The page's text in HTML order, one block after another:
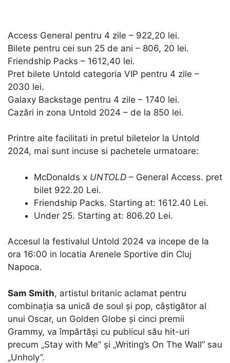
Access General pentru 4 zile – 922,20 lei.
Bilete pentru cei sun 25 de ani – 806, 20 lei.
Friendship Packs – 1612,40 lei.
Pret bilete Untold categoria VIP pentru 4 zile –
2030 lei.
Galaxy Backstage pentru 4 zile – 1740 lei.
Cazări in zona Untold 2024 – de la 850 lei.
Printre alte facilitati in pretul biletelor la Untold
2024, mai sunt incuse si pachetele urmatoare:
McDonalds x UNTOLD – General Access. pret
bilet 922.20 Lei.
Friendship Packs. Starting at: 1612.40 Lei.
Under 25. Starting at: 806.20 Lei.
Accesul la festivalul Untold 2024 va incepe de la
ora 16:00 in locatia Arenele Sportive din Cluj
Napoca.
Sam Smith, artistul britanic aclamat pentru
combinația sa unică de soul și pop, câștigător al
unui Oscar, un Golden Globe și cinci premii
Grammy, va împărtăși cu publicul său hit-uri
precum „Stay with Me” și „Writing’s On The Wall” sau
„Unholy”.